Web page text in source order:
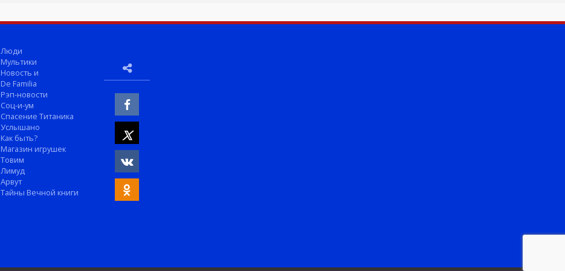
Люди
Мультики
Новость и
De Familia
Рэп-новости
Соц-и-ум
Спасение Титаника
Услышано
Как быть?
Магазин игрушек
Товим
Лимуд
Арвут
Тайны Вечной книги